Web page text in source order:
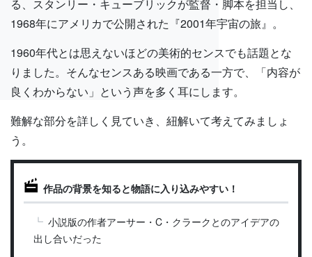
る、スタンリー・キューブリックが監督・脚本を担当し、
1968年にアメリカで公開された『2001年宇宙の旅』。
1960年代とは思えないほどの美術的センスでも話題とな
りました。そんなセンスある映画である一方で、「内容が
良くわからない」という声を多く耳にします。
難解な部分を詳しく見ていき、紐解いて考えてみましょ
う。
作品の背景を知ると物語に入り込みやすい！
小説版の作者アーサー・C・クラークとのアイデアの
出し合いだった